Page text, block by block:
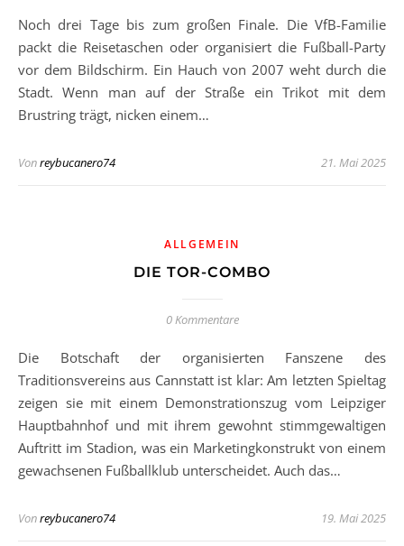
Noch drei Tage bis zum großen Finale. Die VfB-Familie
packt die Reisetaschen oder organisiert die Fußball-Party
vor dem Bildschirm. Ein Hauch von 2007 weht durch die
Stadt. Wenn man auf der Straße ein Trikot mit dem
Brustring trägt, nicken einem…
Vonreybucanero74 21. Mai 2025
ALLGEMEIN
DIE TOR-COMBO
0 Kommentare
Die Botschaft der organisierten Fanszene des
Traditionsvereins aus Cannstatt ist klar: Am letzten Spieltag
zeigen sie mit einem Demonstrationszug vom Leipziger
Hauptbahnhof und mit ihrem gewohnt stimmgewaltigen
Auftritt im Stadion, was ein Marketingkonstrukt von einem
gewachsenen Fußballklub unterscheidet. Auch das…
Vonreybucanero74 19. Mai 2025